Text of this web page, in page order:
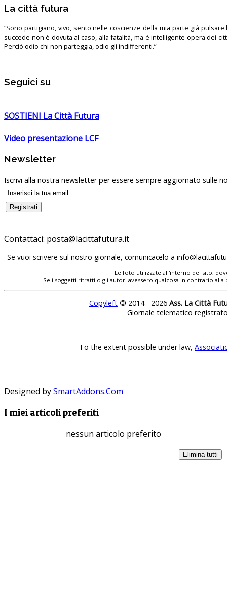
La città futura
“Sono partigiano, vivo, sento nelle coscienze della mia parte già pulsare
succede non è dovuta al caso, alla fatalità, ma è intelligente opera dei
Perciò odio chi non parteggia, odio gli indifferenti.”
Seguici su
SOSTIENI La Città Futura
Video presentazione LCF
Newsletter
Iscrivi alla nostra newsletter per essere sempre aggiornato sulle
Contattaci:
Se vuoi scrivere sul nostro giornale, comunicacelo a
Le foto utilizzate all'interno del sito,
Se i soggetti ritratti o gli autori avessero qualcosa in contrario
Copyleft © 2014 - 2026 Ass. La Città
Giornale telematico
To the extent possible under law,
Designed bySmartAddons.Com
I miei articoli preferiti
nessun articolo preferito